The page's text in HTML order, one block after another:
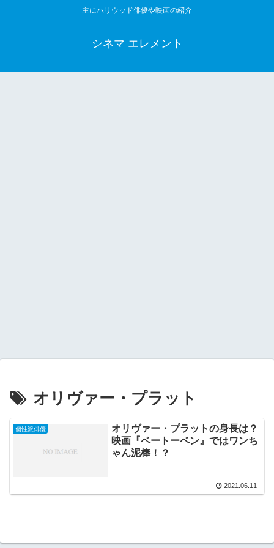
主にハリウッド俳優や映画の紹介
シネマ エレメント
オリヴァー・プラット
個性派俳優
オリヴァー・プラットの身長は？
映画『ベートーベン』ではワンち
ゃん泥棒！？
2021.06.11